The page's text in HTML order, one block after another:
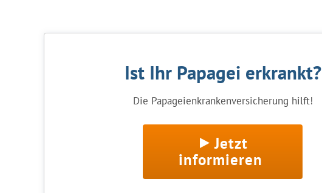
Ist Ihr Papagei erkrankt?
Die Papageienkrankenversicherung hilft!
Jetzt
informieren